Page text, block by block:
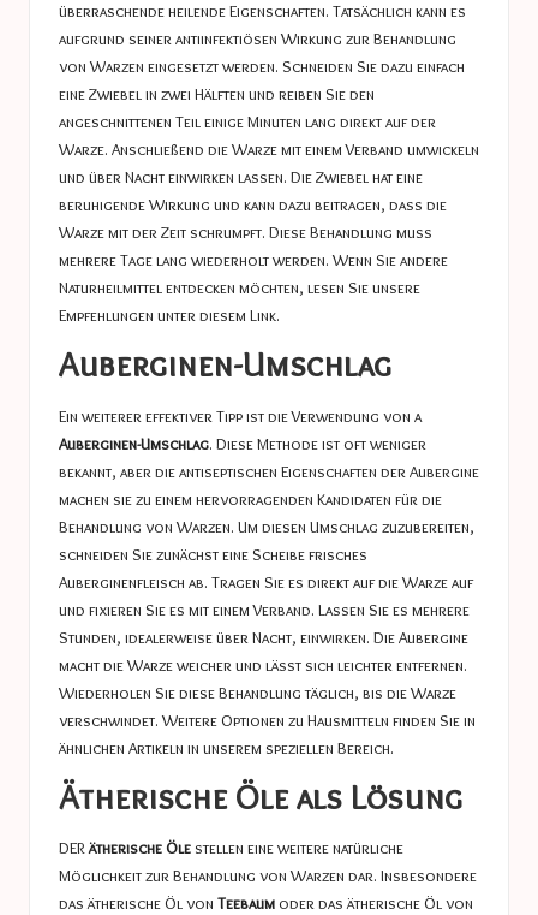
überraschende heilende Eigenschaften. Tatsächlich kann es
aufgrund seiner antiinfektiösen Wirkung zur Behandlung
von Warzen eingesetzt werden. Schneiden Sie dazu einfach
eine Zwiebel in zwei Hälften und reiben Sie den
angeschnittenen Teil einige Minuten lang direkt auf der
Warze. Anschließend die Warze mit einem Verband umwickeln
und über Nacht einwirken lassen. Die Zwiebel hat eine
beruhigende Wirkung und kann dazu beitragen, dass die
Warze mit der Zeit schrumpft. Diese Behandlung muss
mehrere Tage lang wiederholt werden. Wenn Sie andere
Naturheilmittel entdecken möchten, lesen Sie unsere
Empfehlungen unter diesem Link.
Auberginen-Umschlag
Ein weiterer effektiver Tipp ist die Verwendung von a
Auberginen-Umschlag. Diese Methode ist oft weniger
bekannt, aber die antiseptischen Eigenschaften der Aubergine
machen sie zu einem hervorragenden Kandidaten für die
Behandlung von Warzen. Um diesen Umschlag zuzubereiten,
schneiden Sie zunächst eine Scheibe frisches
Auberginenfleisch ab. Tragen Sie es direkt auf die Warze auf
und fixieren Sie es mit einem Verband. Lassen Sie es mehrere
Stunden, idealerweise über Nacht, einwirken. Die Aubergine
macht die Warze weicher und lässt sich leichter entfernen.
Wiederholen Sie diese Behandlung täglich, bis die Warze
verschwindet. Weitere Optionen zu Hausmitteln finden Sie in
ähnlichen Artikeln in unserem speziellen Bereich.
Ätherische Öle als Lösung
DER ätherische Öle stellen eine weitere natürliche
Möglichkeit zur Behandlung von Warzen dar. Insbesondere
das ätherische Öl von Teebaum oder das ätherische Öl von